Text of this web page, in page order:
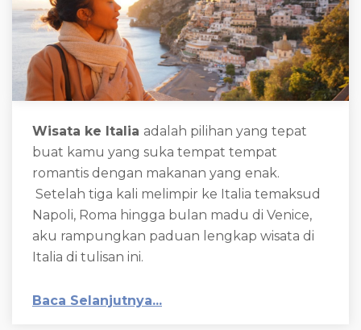
Wisata ke Italia adalah pilihan yang tepat
buat kamu yang suka tempat tempat
romantis dengan makanan yang enak.
Setelah tiga kali melimpir ke Italia temaksud
Napoli, Roma hingga bulan madu di Venice,
aku rampungkan paduan lengkap wisata di
Italia di tulisan ini.
Baca Selanjutnya...